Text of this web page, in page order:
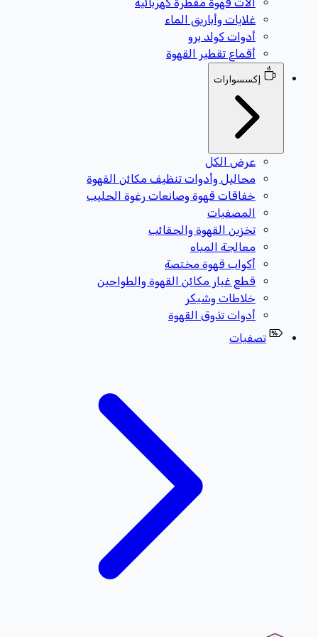
غلايات وأباريق الماء
أدوات كولد برو
أقماع تقطير القهوة
إكسسوارات
عرض الكل
محاليل وأدوات تنظيف مكائن القهوة
خفاقات قهوة وصانعات رغوة الحليب
المصفيات
تخزين القهوة والحقائب
معالجة المياه
أكواب قهوة مختصة
قطع غيار مكائن القهوة والطواحين
خلاطات وشيكر
أدوات تذوق القهوة
تصفيات